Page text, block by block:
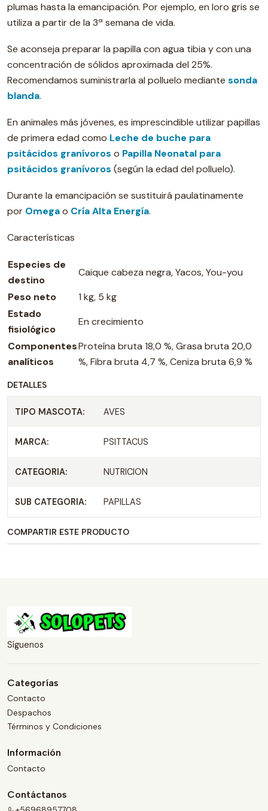
plumas hasta la emancipación. Por ejemplo, en loro gris se
utiliza a partir de la 3ª semana de vida.
Se aconseja preparar la papilla con agua tibia y con una
concentración de sólidos aproximada del 25%.
Recomendamos suministrarla al polluelo mediante sonda
blanda.
En animales más jóvenes, es imprescindible utilizar papillas
de primera edad como Leche de buche para
psitácidos granívoros o Papilla Neonatal para
psitácidos granívoros (según la edad del polluelo).
Durante la emancipación se sustituirá paulatinamente
por Omegao Cría Alta Energía.
Características
Especies de
destino
Caique cabeza negra, Yacos, You-you
Peso neto
1 kg, 5 kg
Estado
fisiológico
En crecimiento
Componentes
analíticos
Proteína bruta 18,0 %, Grasa bruta 20,0
%, Fibra bruta 4,7 %, Ceniza bruta 6,9 %
DETALLES
TIPO MASCOTA: AVES
MARCA: PSITTACUS
CATEGORIA: NUTRICION
SUB CATEGORIA: PAPILLAS
COMPARTIR ESTE PRODUCTO
Síguenos
Categorías
Contacto
Despachos
Términos y Condiciones
Información
Contacto
Contáctanos